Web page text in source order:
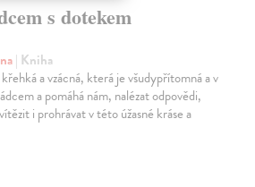
s dotekem
| Kniha
a vzácná, která je všudypřítomná a v
a pomáhá nám, nalézat odpovědi,
i prohrávat v této úžasné kráse a